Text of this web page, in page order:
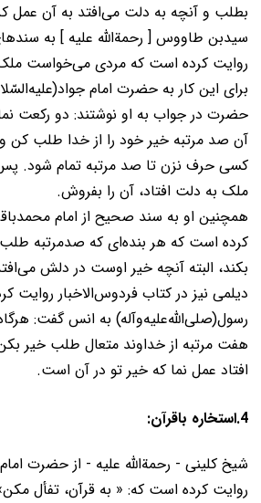
بطلب و آنچه به دلت می‌افتد به آن عمل
سیدبن طاووس [ رحمة‌الله علیه ] به
روایت کرده است که مردی می‌خواست
برای این کار به حضرت امام
حضرت در جواب به او نوشتند: دو رکعت
آن صد مرتبه خیر خود را از خدا طلب کن و
کسی حرف نزن تا صد مرتبه تمام شود.
ملک به دلت افتاد، آن را بفروش.
همچنین او به سند صحیح از امام
کرده است که هر بنده‌ای که صدمرتبه
بکند، البته آنچه خیر اوست در دلش
دیلمی نیز در کتاب فردوس‌الاخبار
رسول(صلی‌الله‌عليه‌وآله) به انس گفت:
هفت مرتبه از خداوند متعال طلب خیر
افتاد عمل نما که خیر تو در آن است.
4.استخاره باقرآن:
شیخ کلینی - رحمة‌الله علیه - از حضرت
روایت کرده است که: « به قرآن، تفأل